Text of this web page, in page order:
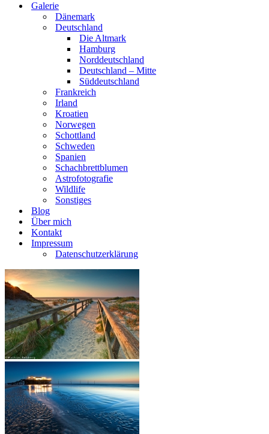
Galerie
Dänemark
Deutschland
Die Altmark
Hamburg
Norddeutschland
Deutschland – Mitte
Süddeutschland
Frankreich
Irland
Kroatien
Norwegen
Schottland
Schweden
Spanien
Schachbrettblumen
Astrofotografie
Wildlife
Sonstiges
Blog
Über mich
Kontakt
Impressum
Datenschutzerklärung